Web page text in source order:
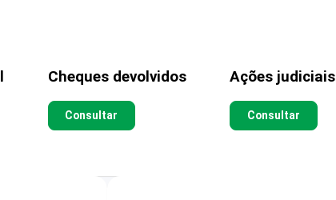
Cheques devolvidos
Consultar
Ações judiciais
Consultar